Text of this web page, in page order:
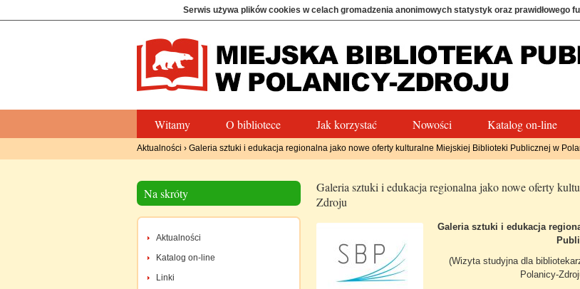
Serwis używa plików cookies w celach gromadzenia anonimowych statystyk oraz prawidłowego
Witamy O bibliotece Jak korzystać Nowości Katalog on-line
Aktualności › Galeria sztuki i edukacja regionalna jako nowe oferty kulturalne Miejskiej Biblioteki Publicznej w
Na skróty
Aktualności
Katalog on-line
Linki
Galeria sztuki i edukacja regionalna jako nowe oferty
Zdroju
Galeria sztuki i edukacja
(Wizyta studyjna dla
Polanicy-